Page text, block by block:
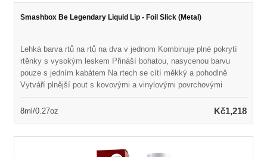
Smashbox Be Legendary Liquid Lip - Foil Slick (Metal)
Lehká barva rtů na rtů na dva v jednom Kombinuje plné pokrytí
rtěnky s vysokým leskem Přináší bohatou, nasycenou barvu
pouze s jedním kabátem Na rtech se cítí měkký a pohodlně
Vytváří plnější pout s kovovými a vinylovými povrchovými
rovnoměrně distribuuje barvu Bez parabenů, laurylsulfátu
8ml/0.27oz Kč1,218